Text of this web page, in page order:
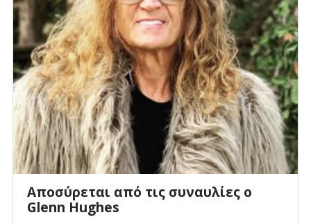
Αποσύρεται από τις συναυλίες ο
Glenn Hughes